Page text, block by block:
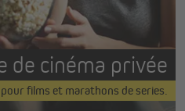
de cinéma privée
pour films et marathons de series.